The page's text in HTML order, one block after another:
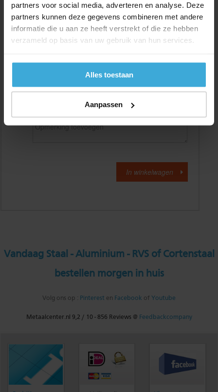
partners voor social media, adverteren en analyse. Deze
partners kunnen deze gegevens combineren met andere
informatie die u aan ze heeft verstrekt of die ze hebben
verzameld op basis van uw gebruik van hun services.
Alles toestaan
Aanpassen
+/- 2 mm lengtetolerantie
Materiaalkosten
Alle bedragen zijn excl. 21% BTW
Vandaag Staal - Aluminium - RVS of Cortenstaal
bestellen morgen in huis
Volg ons op : Pinterest en Facebook of Youtube
Metaalcenter.nl 9,2 / 10 -856 Reviews @ Feedbackcompany